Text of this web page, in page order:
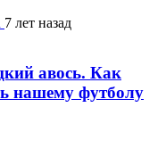
7 лет назад
авось. Как
нашему футболу